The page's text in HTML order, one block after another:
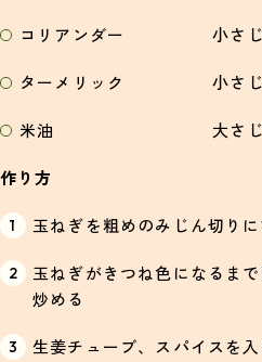
コリアンダー 小さじ
ターメリック 小さじ
米油 大さじ1
作り方
玉ねぎを粗めのみじん切り
玉ねぎがきつね色になるま
炒める
生姜チューブ、スパイスを